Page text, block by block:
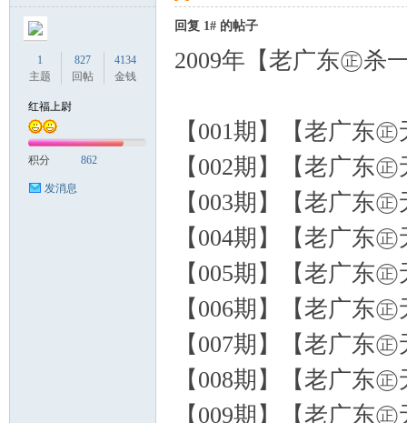
1
主题
827
回帖
4134
金钱
红福上尉
积分 862
发消息
回复 1# 的帖子
2009年【老广东㊣杀
【001期】【老广东
【002期】【老广东
【003期】【老广东
【004期】【老广东
【005期】【老广东
【006期】【老广东
【007期】【老广东
【008期】【老广东
【009期】【老广东